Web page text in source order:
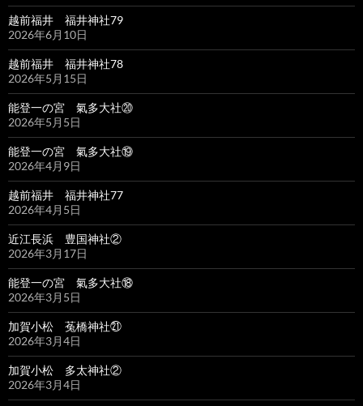
越前福井 福井神社79
2026年6月10日
越前福井 福井神社78
2026年5月15日
能登一の宮 氣多大社⑳
2026年5月5日
能登一の宮 氣多大社⑲
2026年4月9日
越前福井 福井神社77
2026年4月5日
近江長浜 豊国神社②
2026年3月17日
能登一の宮 氣多大社⑱
2026年3月5日
加賀小松 菟橋神社㉑
2026年3月4日
加賀小松 多太神社②
2026年3月4日